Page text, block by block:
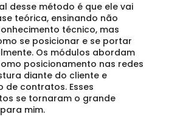
desse método é que ele vai
teórica, ensinando não
técnico, mas
se posicionar e se portar
Os módulos abordam
posicionamento nas redes
diante do cliente e
de contratos. Esses
se tornaram o grande
mim.